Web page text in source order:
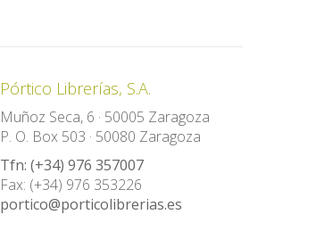
Pórtico Librerías, S.A.
Muñoz Seca, 6 · 50005 Zaragoza
P. O. Box 503 · 50080 Zaragoza
Tfn: (+34) 976 357007
Fax: (+34) 976 353226
portico@porticolibrerias.es